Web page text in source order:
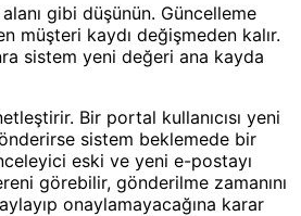
gibi düşünün. Güncelleme
müşteri kaydı değişmeden kalır.
sistem yeni değeri ana kayda
Bir portal kullanıcısı yeni
sistem beklemede bir
eski ve yeni e-postayı
görebilir, gönderilme zamanını
onaylamayacağına karar